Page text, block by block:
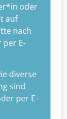
oder
auf
nach
per E-
diverse
sind
per E-